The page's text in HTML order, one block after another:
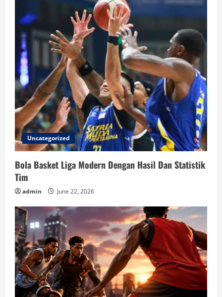
Uncategorized
Bola Basket Liga Modern Dengan Hasil Dan Statistik
Tim
admin June 22, 2026